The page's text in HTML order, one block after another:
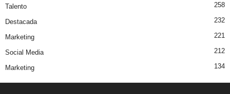
Talento 258
Destacada 232
Marketing 221
Social Media 212
Marketing 134